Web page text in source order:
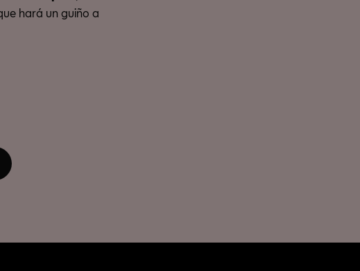
hará un guiño a